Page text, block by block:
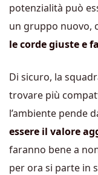
potenzialità può
un gruppo nuovo,
le corde giuste e
Di sicuro, la
trovare più
l’ambiente pende
essere il valore
faranno bene a
per ora si parte in